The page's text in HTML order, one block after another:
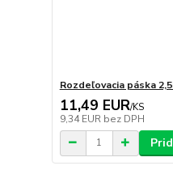
Rozdeľovacia páska
11,49 EUR/KS
9,34 EUR bez DPH